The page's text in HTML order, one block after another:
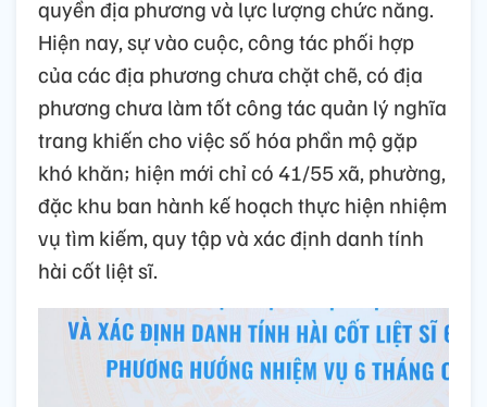
quyền địa phương và lực lượng chức năng.
Hiện nay, sự vào cuộc, công tác phối hợp
của các địa phương chưa chặt chẽ, có địa
phương chưa làm tốt công tác quản lý nghĩa
trang khiến cho việc số hóa phần mộ gặp
khó khăn; hiện mới chỉ có 41/55 xã, phường,
đặc khu ban hành kế hoạch thực hiện nhiệm
vụ tìm kiếm, quy tập và xác định danh tính
hài cốt liệt sĩ.